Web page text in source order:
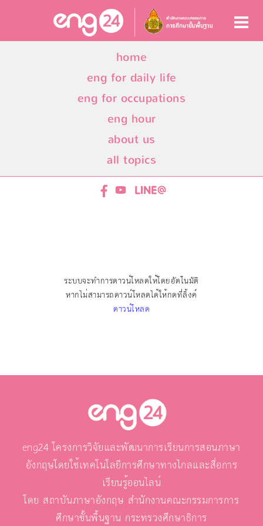
home
eng for daily life
eng for occupations
eng hour
about us
all topics
ระบบจะทำการดาวน์โหลดให้โดยอัตโนมัติ
หากไม่สามารถดาวน์โหลดได้ให้กดที่ลิ้งค์
ดาวน์โหลด
eng24 โครงการวิจัยและพัฒนาการเรียนการสอนภาษา
อังกฤษโดยใช้เทคโนโลยีการศึกษาทางไกลและสื่อการ
เรียนรู้ออนไลน์
โดย สถาบันภาษาอังกฤษ สำนักงานคณะกรรมการการ
ศึกษาขั้นพื้นฐาน กระทรวงศึกษาธิการ